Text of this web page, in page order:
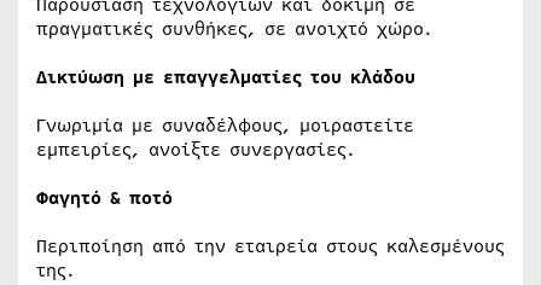
πραγματικές συνθήκες, σε ανοιχτό χώρο.
Δικτύωση με επαγγελματίες του κλάδου
Γνωριμία με συναδέλφους, μοιραστείτε
εμπειρίες, ανοίξτε συνεργασίες.
Φαγητό & ποτό
Περιποίηση από την εταιρεία στους καλεσμένους
της.